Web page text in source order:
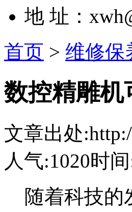
地 址：
首页 > 维修保
数控精雕机
文章出处
人气:1020时
随着科技的